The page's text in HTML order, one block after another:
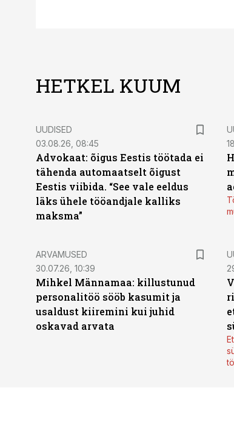
HETKEL KUUM
UUDISED
03.08.26, 08:45
Advokaat: õigus Eestis töötada ei
tähenda automaatselt õigust
Eestis viibida. “See vale eeldus
läks ühele tööandjale kalliks
maksma”
ARVAMUSED
30.07.26, 10:39
Mihkel Männamaa: killustunud
personalitöö sööb kasumit ja
usaldust kiiremini kui juhid
oskavad arvata